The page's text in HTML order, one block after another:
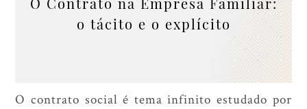
o tácito e o explícito
O contrato social é tema infinito estudado por